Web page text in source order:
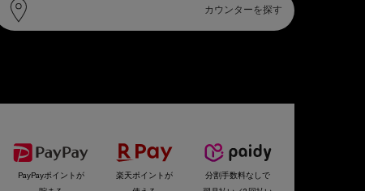
カウンターを探す
PayPayポイントが 楽天ポイントが 分割手数料なしで